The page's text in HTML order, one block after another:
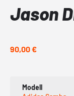
Jason
90,00 €
Modell